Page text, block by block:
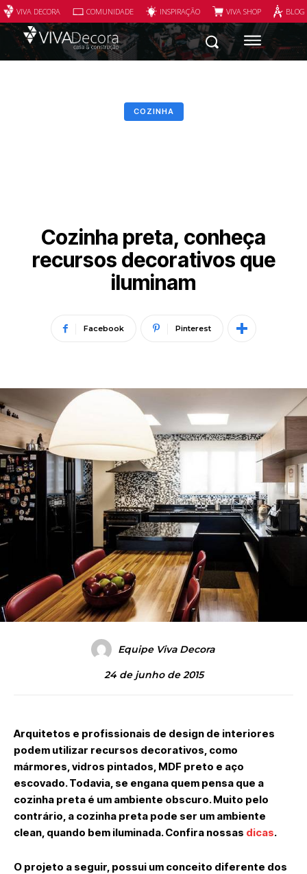
VIVA DECORA COMUNIDADE INSPIRAÇÃO VIVA SHOP
COZINHA
Cozinha preta, conheça
recursos decorativos que
iluminam
Facebook Pinterest
Equipe Viva Decora
24 de junho de 2015
Arquitetos e profissionais de design de interiores
podem utilizar recursos decorativos, como
mármores, vidros pintados, MDF preto e aço
escovado. Todavia, se engana quem pensa que a
cozinha preta é um ambiente obscuro. Muito pelo
contrário, a cozinha preta pode ser um ambiente
clean, quando bem iluminada. Confira nossas dicas.
O projeto a seguir, possui um conceito diferente dos